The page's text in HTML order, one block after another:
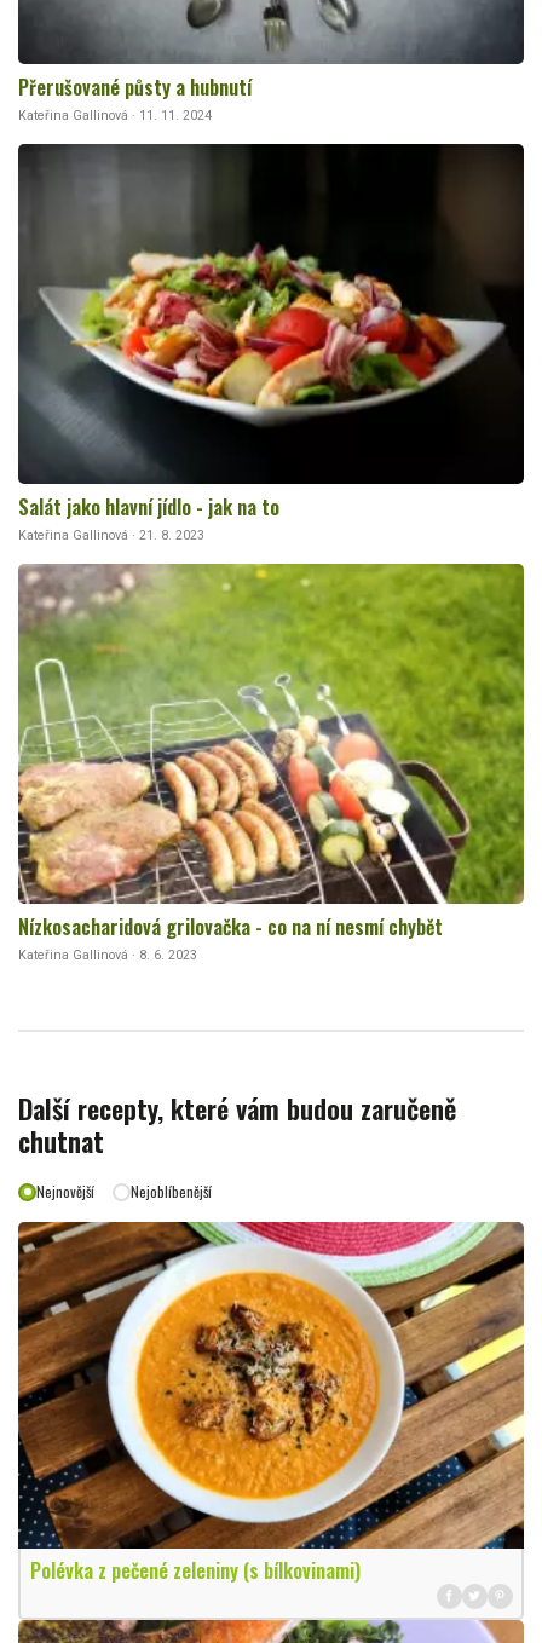
Přerušované půsty a hubnutí
Kateřina Gallinová · 11. 11. 2024
Salát jako hlavní jídlo - jak na to
Kateřina Gallinová · 21. 8. 2023
Nízkosacharidová grilovačka - co na ní nesmí chybět
Kateřina Gallinová · 8. 6. 2023
Další recepty, které vám budou zaručeně
chutnat
Nejnovější Nejoblíbenější
Polévka z pečené zeleniny (s bílkovinami)